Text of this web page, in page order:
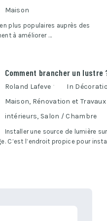
Maison
plus populaires auprès des
à améliorer …
Comment brancher un lustre
Roland Lafeve In
Maison, Rénovation et Travaux
intérieurs, Salon / Chambre
Installer une source de lumière
C’est l’endroit propice pour